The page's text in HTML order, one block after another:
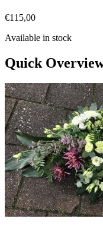
€115,00
Available in stock
Quick